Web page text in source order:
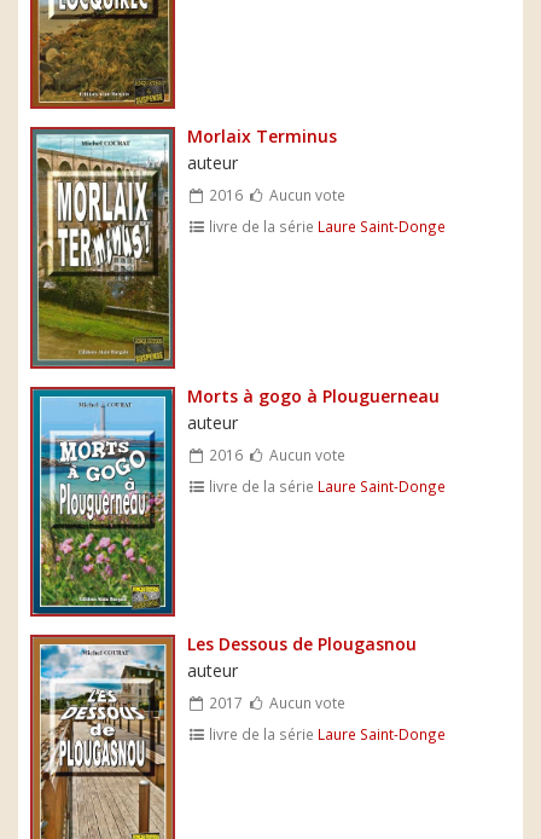
Morlaix Terminus
auteur
2016
Aucun vote
livre de la série Laure Saint-Donge
Morts à gogo à Plouguerneau
auteur
2016
Aucun vote
livre de la série Laure Saint-Donge
Les Dessous de Plougasnou
auteur
2017
Aucun vote
livre de la série Laure Saint-Donge